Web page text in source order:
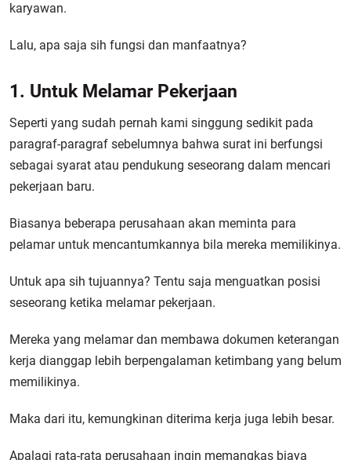
karyawan.
Lalu, apa saja sih fungsi dan manfaatnya?
1. Untuk Melamar Pekerjaan
Seperti yang sudah pernah kami singgung sedikit pada
paragraf-paragraf sebelumnya bahwa surat ini berfungsi
sebagai syarat atau pendukung seseorang dalam mencari
pekerjaan baru.
Biasanya beberapa perusahaan akan meminta para
pelamar untuk mencantumkannya bila mereka memilikinya.
Untuk apa sih tujuannya? Tentu saja menguatkan posisi
seseorang ketika melamar pekerjaan.
Mereka yang melamar dan membawa dokumen keterangan
kerja dianggap lebih berpengalaman ketimbang yang belum
memilikinya.
Maka dari itu, kemungkinan diterima kerja juga lebih besar.
Apalagi rata-rata perusahaan ingin memangkas biaya